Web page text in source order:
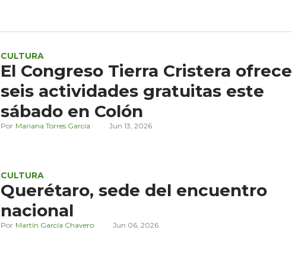
CULTURA
El Congreso Tierra Cristera ofrece
seis actividades gratuitas este
sábado en Colón
Mariana Torres García Jun 13, 2026
CULTURA
Querétaro, sede del encuentro
nacional
Martín García Chavero Jun 06, 2026